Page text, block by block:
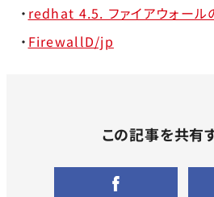
・ redhat 4.5. ファイアウォール
・ FirewallD/jp
この記事を共有